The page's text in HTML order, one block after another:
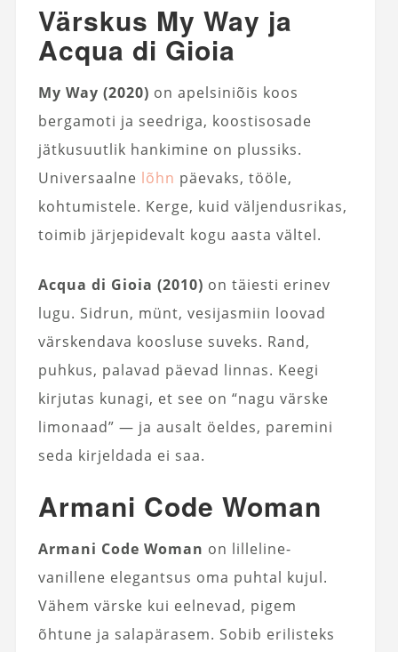
Värskus My Way ja
Acqua di Gioia
My Way (2020) on apelsiniõis koos
bergamoti ja seedriga, koostisosade
jätkusuutlik hankimine on plussiks.
Universaalne lõhn päevaks, tööle,
kohtumistele. Kerge, kuid väljendusrikas,
toimib järjepidevalt kogu aasta vältel.
Acqua di Gioia (2010) on täiesti erinev
lugu. Sidrun, münt, vesijasmiin loovad
värskendava koosluse suveks. Rand,
puhkus, palavad päevad linnas. Keegi
kirjutas kunagi, et see on “nagu värske
limonaad” — ja ausalt öeldes, paremini
seda kirjeldada ei saa.
Armani Code Woman
Armani Code Woman on lilleline-
vanillene elegantsus oma puhtal kujul.
Vähem värske kui eelnevad, pigem
õhtune ja salapärasem. Sobib erilisteks